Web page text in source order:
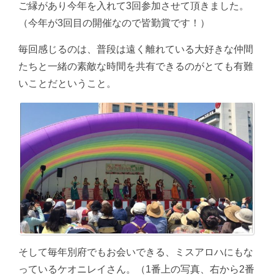
ご縁があり今年を入れて3回参加させて頂きました。
（今年が3回目の開催なので皆勤賞です！）
毎回感じるのは、普段は遠く離れている大好きな仲間
たちと一緒の素敵な時間を共有できるのがとても有難
いことだということ。
そして毎年別府でもお会いできる、ミスアロハにもな
っているケオニレイさん。（1番上の写真、右から2番